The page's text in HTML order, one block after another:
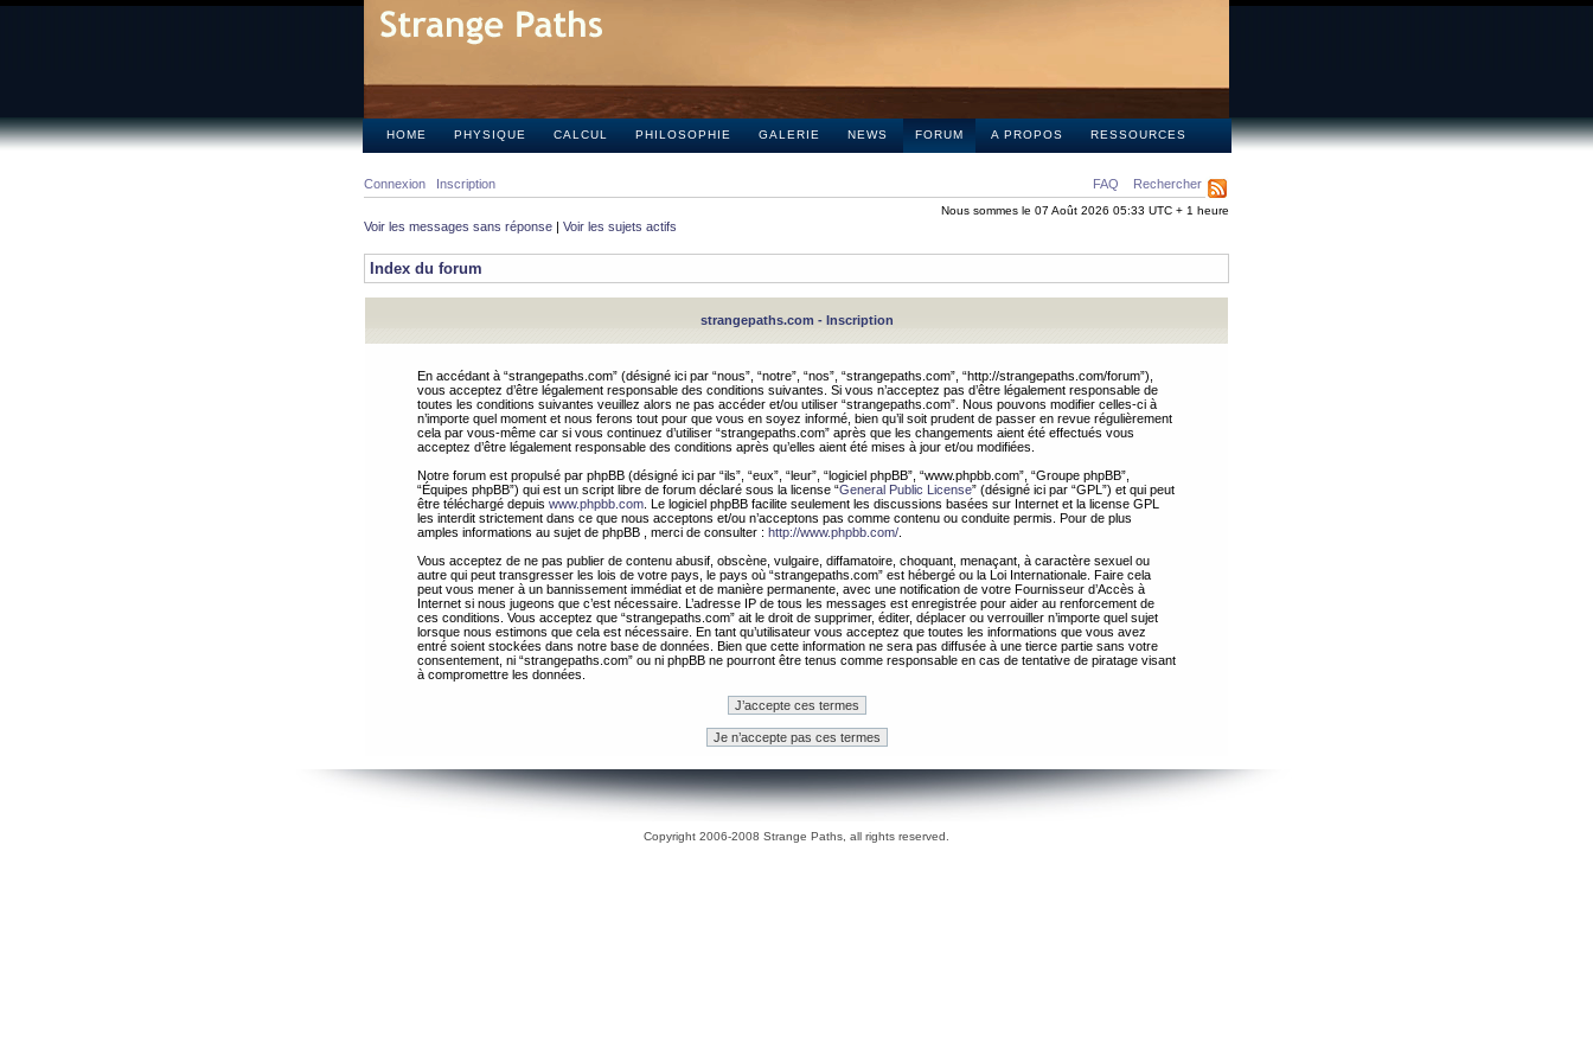
HOME PHYSIQUE CALCUL PHILOSOPHIE GALERIE NEWS FORUM A PROPOS RESSOURCES
FAQ Rechercher
Connexion Inscription
Nous sommes le 07 Août 2026 05:33 UTC + 1 heure
Voir les messages sans réponse | Voir les sujets actifs
Index du forum
strangepaths.com - Inscription
En accédant à “strangepaths.com” (désigné ici par “nous”, “notre”, “nos”, “strangepaths.com”, “http://strangepaths.com/forum”),
vous acceptez d’être légalement responsable des conditions suivantes. Si vous n’acceptez pas d’être légalement responsable de
toutes les conditions suivantes veuillez alors ne pas accéder et/ou utiliser “strangepaths.com”. Nous pouvons modifier celles-ci à
n’importe quel moment et nous ferons tout pour que vous en soyez informé, bien qu’il soit prudent de passer en revue régulièrement
cela par vous-même car si vous continuez d’utiliser “strangepaths.com” après que les changements aient été effectués vous
acceptez d’être légalement responsable des conditions après qu’elles aient été mises à jour et/ou modifiées.
Notre forum est propulsé par phpBB (désigné ici par “ils”, “eux”, “leur”, “logiciel phpBB”, “www.phpbb.com”, “Groupe phpBB”,
“Équipes phpBB”) qui est un script libre de forum déclaré sous la license “General Public License” (désigné ici par “GPL”) et qui peut
être téléchargé depuis www.phpbb.com . Le logiciel phpBB facilite seulement les discussions basées sur Internet et la license GPL
les interdit strictement dans ce que nous acceptons et/ou n’acceptons pas comme contenu ou conduite permis. Pour de plus
amples informations au sujet de phpBB , merci de consulter : http://www.phpbb.com/
Vous acceptez de ne pas publier de contenu abusif, obscène, vulgaire, diffamatoire, choquant, menaçant, à caractère sexuel ou
autre qui peut transgresser les lois de votre pays, le pays où “strangepaths.com” est hébergé ou la Loi Internationale. Faire cela
peut vous mener à un bannissement immédiat et de manière permanente, avec une notification de votre Fournisseur d’Accès à
Internet si nous jugeons que c’est nécessaire. L’adresse IP de tous les messages est enregistrée pour aider au renforcement de
ces conditions. Vous acceptez que “strangepaths.com” ait le droit de supprimer, éditer, déplacer ou verrouiller n’importe quel sujet
lorsque nous estimons que cela est nécessaire. En tant qu’utilisateur vous acceptez que toutes les informations que vous avez
entré soient stockées dans notre base de données. Bien que cette information ne sera pas diffusée à une tierce partie sans votre
consentement, ni “strangepaths.com” ou ni phpBB ne pourront être tenus comme responsable en cas de tentative de piratage visant
à compromettre les données.
Copyright 2006-2008 Strange Paths, all rights reserved.